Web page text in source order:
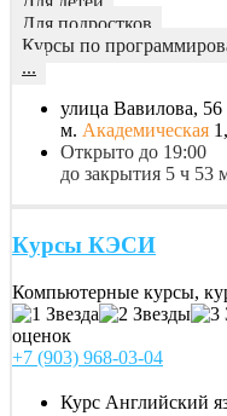
Для подростков
Курсы по
...
улица Вавилова, 56
м. Академическая
Открыто до 19:00
до закрытия 5 ч 53
Курсы КЭСИ
Компьютерные курсы,
оценок
+7 (903) 968-03-04
Курс Английский